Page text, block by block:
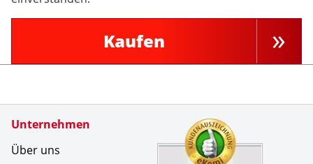
Kaufen
Unternehmen
Über uns
Zertifikate